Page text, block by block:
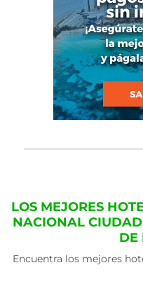
LOS MEJORES
NACIONAL
DE
Encuentra los mejores